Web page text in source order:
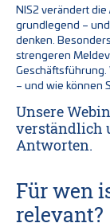
NIS2 verändert
grundlegend –
denken.
strengeren
– und wie können
Unsere
verständlich
Antworten.
Für wen
relevant?